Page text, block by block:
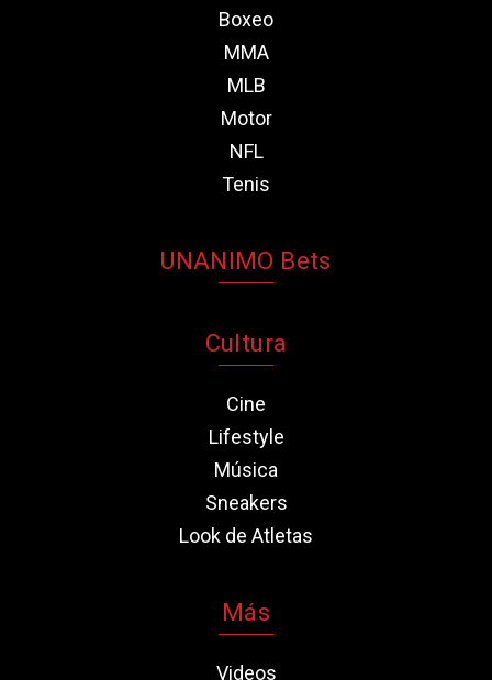
Boxeo
MMA
MLB
Motor
NFL
Tenis
UNANIMO Bets
Cultura
Cine
Lifestyle
Música
Sneakers
Look de Atletas
Más
Videos